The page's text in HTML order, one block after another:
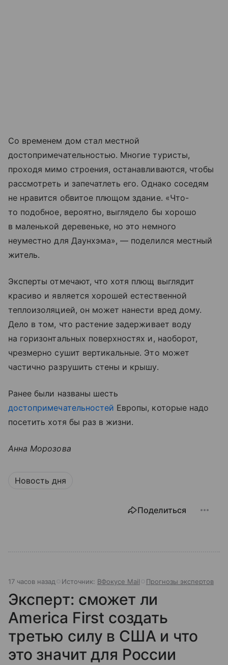
Со временем дом стал местной
достопримечательностью. Многие туристы,
проходя мимо строения, останавливаются, чтобы
рассмотреть и запечатлеть его. Однако соседям
не нравится обвитое плющом здание. «Что-
то подобное, вероятно, выглядело бы хорошо
в маленькой деревеньке, но это немного
неуместно для Даунхэма», — поделился местный
житель.
Эксперты отмечают, что хотя плющ выглядит
красиво и является хорошей естественной
теплоизоляцией, он может нанести вред дому.
Дело в том, что растение задерживает воду
на горизонтальных поверхностях и, наоборот,
чрезмерно сушит вертикальные. Это может
частично разрушить стены и крышу.
Ранее были названы шесть
достопримечательностей Европы, которые надо
посетить хотя бы раз в жизни.
Анна Морозова
Новость дня
Поделиться
17 часов назад Источник: ВФокусе Mail Прогнозы экспертов
Эксперт: сможет ли
America First создать
третью силу в США и что
это значит для России